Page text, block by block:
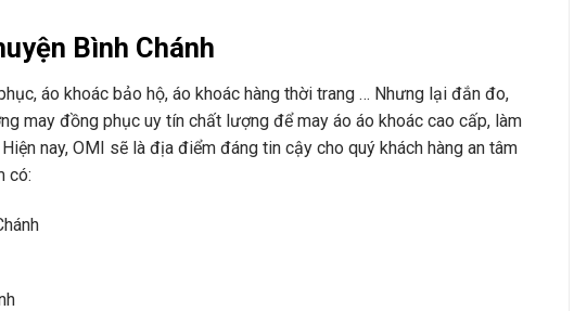
Bình Chánh
áo khoác bảo hộ, áo khoác hàng thời trang … Nhưng lại đắn đo,
may đồng phục uy tín chất lượng để may áo áo khoác cao cấp, làm
nay, OMI sẽ là địa điểm đáng tin cậy cho quý khách hàng an tâm
có: